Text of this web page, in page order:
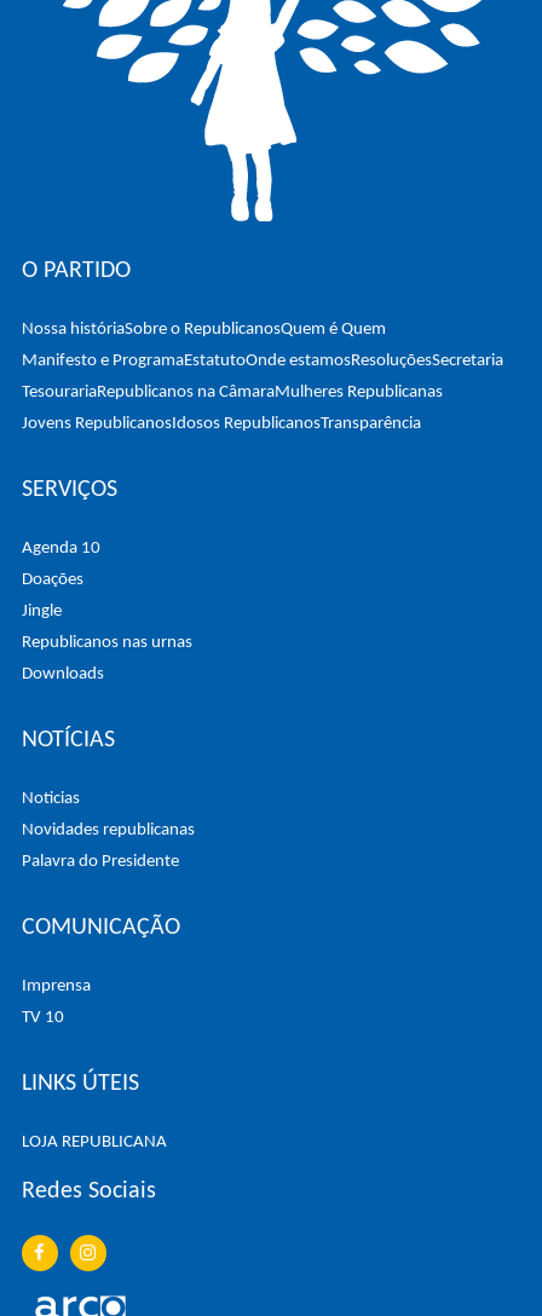
O PARTIDO
Nossa históriaSobre o RepublicanosQuem é Quem
Manifesto e ProgramaEstatutoOnde estamosResoluçõesSecretaria
TesourariaRepublicanos na CâmaraMulheres Republicanas
Jovens RepublicanosIdosos RepublicanosTransparência
SERVIÇOS
Agenda 10
Doações
Jingle
Republicanos nas urnas
Downloads
NOTÍCIAS
Noticias
Novidades republicanas
Palavra do Presidente
COMUNICAÇÃO
Imprensa
TV 10
LINKS ÚTEIS
LOJA REPUBLICANA
Redes Sociais